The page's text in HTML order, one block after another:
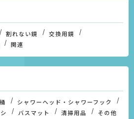
割れない鏡
交換用鏡
関連
シャワーヘッド・シャワーフック
バスマット 清掃用品 その他